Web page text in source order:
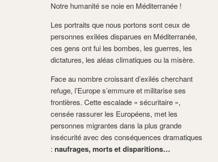
Notre humanité se noie en Méditerranée !
Les portraits que nous portons sont ceux de
personnes exilées disparues en Méditerranée,
ces gens ont fui les bombes, les guerres, les
dictatures, les aléas climatiques ou la misère.
Face au nombre croissant d’exilés cherchant
refuge, l’Europe s’emmure et militarise ses
frontières. Cette escalade « sécuritaire »,
censée rassurer les Européens, met les
personnes migrantes dans la plus grande
insécurité avec des conséquences dramatiques
: naufrages, morts et disparitions…